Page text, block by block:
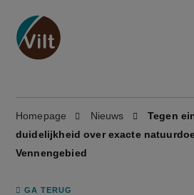
Homepage Nieuws
Tegen
duidelijkheid over exacte
Vennengebied
GA TERUG